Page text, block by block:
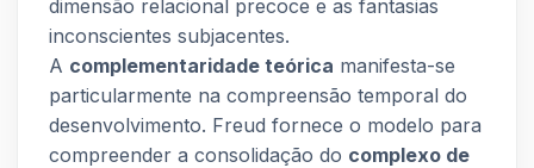
dimensão relacional precoce e as fantasias
inconscientes subjacentes.
A complementaridade teórica manifesta-se
particularmente na compreensão temporal do
desenvolvimento. Freud fornece o modelo para
compreender a consolidação do complexo de